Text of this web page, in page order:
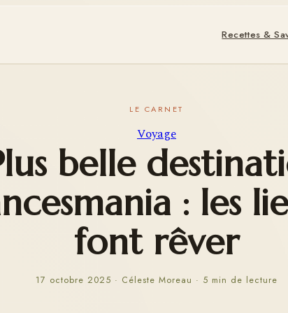
Recettes &
Voyage
belle
: les
font rêver
17 octobre 2025 · Céleste Moreau · 5 min de lecture